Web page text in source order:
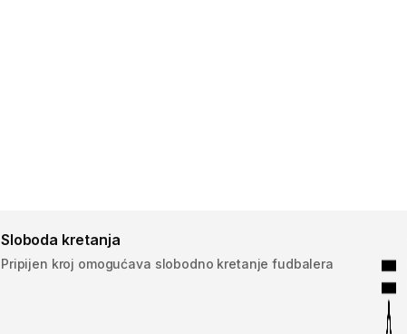
Sloboda kretanja
Pripijen kroj omogućava slobodno kretanje fudbalera